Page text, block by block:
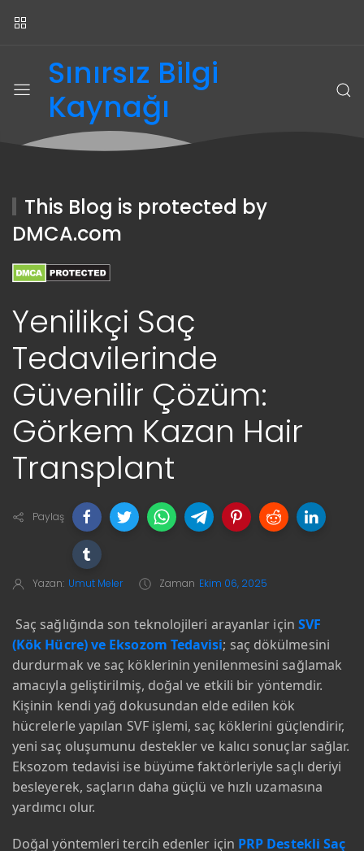
Sınırsız Bilgi
Kaynağı
This Blog is protected by
DMCA.com
Yenilikçi Saç
Tedavilerinde
Güvenilir Çözüm:
Görkem Kazan Hair
Transplant
Paylaş
Yazan: Umut Meler Zaman Ekim 06, 2025
Saç sağlığında son teknolojileri arayanlar için SVF
(Kök Hücre) ve Eksozom Tedavisi; saç dökülmesini
durdurmak ve saç köklerinin yenilenmesini sağlamak
amacıyla geliştirilmiş, doğal ve etkili bir yöntemdir.
Kişinin kendi yağ dokusundan elde edilen kök
hücrelerle yapılan SVF işlemi, saç köklerini güçlendirir,
yeni saç oluşumunu destekler ve kalıcı sonuçlar sağlar.
Eksozom tedavisi ise büyüme faktörleriyle saçlı deriyi
besleyerek, saçların daha güçlü ve hızlı uzamasına
yardımcı olur.
Doğal yöntemleri tercih edenler için PRP Destekli Saç